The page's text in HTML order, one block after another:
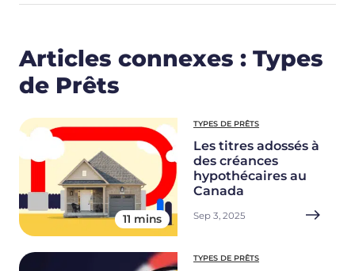
Articles connexes : Types
de Prêts
11 mins
TYPES DE PRÊTS
Les titres adossés à
des créances
hypothécaires au
Canada
Sep 3, 2025
TYPES DE PRÊTS